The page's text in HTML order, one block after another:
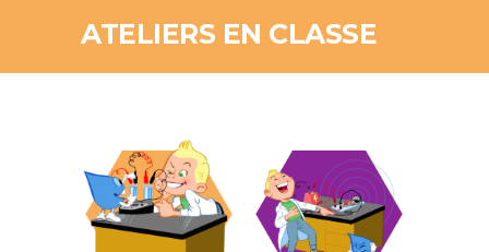
ATELIERS EN CLASSE